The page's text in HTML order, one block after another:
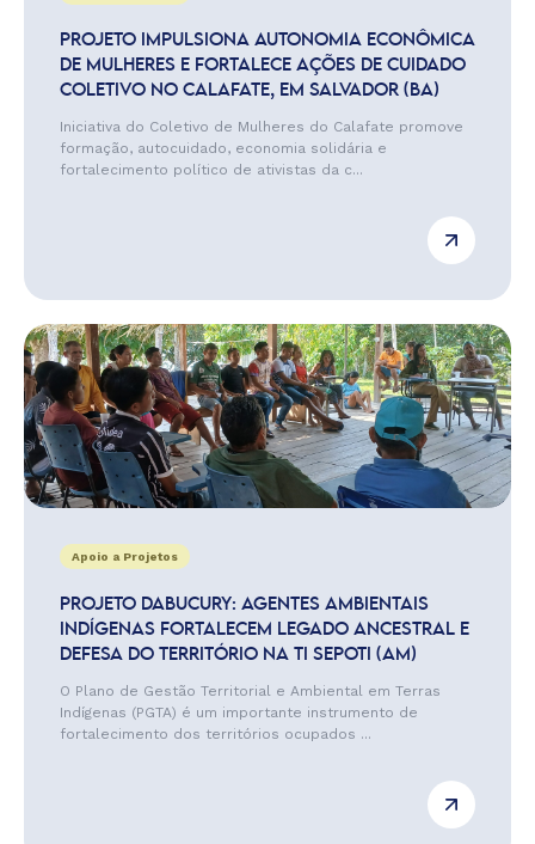
PROJETO IMPULSIONA AUTONOMIA ECONÔMICA
DE MULHERES E FORTALECE AÇÕES DE CUIDADO
COLETIVO NO CALAFATE, EM SALVADOR (BA)
Iniciativa do Coletivo de Mulheres do Calafate promove
formação, autocuidado, economia solidária e
fortalecimento político de ativistas da c...
Apoio a Projetos
PROJETO DABUCURY: AGENTES AMBIENTAIS
INDÍGENAS FORTALECEM LEGADO ANCESTRAL E
DEFESA DO TERRITÓRIO NA TI SEPOTI (AM)
O Plano de Gestão Territorial e Ambiental em Terras
Indígenas (PGTA) é um importante instrumento de
fortalecimento dos territórios ocupados ...